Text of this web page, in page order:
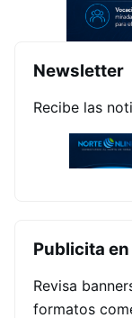
Newsletter
Recibe las
Publicita
Revisa
formatos